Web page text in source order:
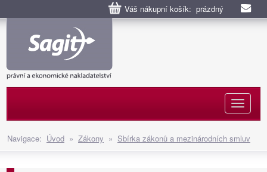
Váš nákupní košík: prázdný
Navigace: Úvod » Zákony » Sbírka zákonů a mezinárodních smluv